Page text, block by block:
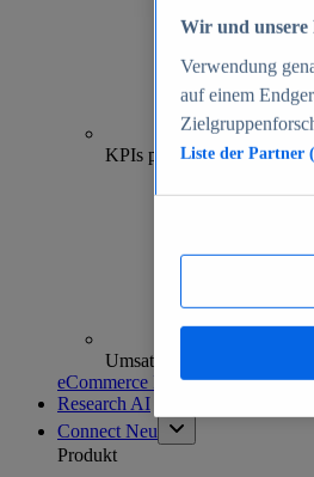
KPIs pro Shop
Umsatzanalysen und -
eCommerce Insights entdecken
Research AI
Connect Neu
Produkt
Wir und unsere
Verwendung
auf einem
Liste der Partner